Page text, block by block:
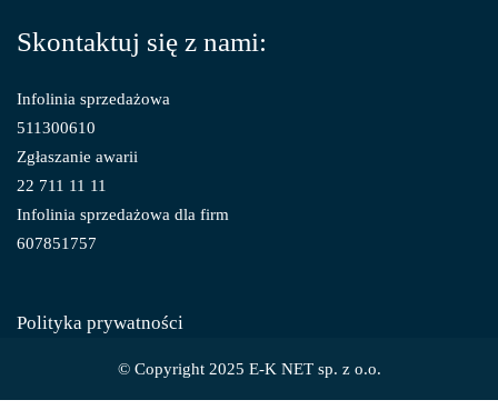
Skontaktuj się z nami:
Infolinia sprzedażowa
511300610
Zgłaszanie awarii
22 711 11 11
Infolinia sprzedażowa dla firm
607851757
Polityka prywatności
© Copyright 2025 E-K NET sp. z o.o.